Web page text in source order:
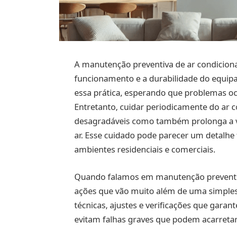
A manutenção preventiva de ar
funcionamento e a durabilidade do
essa prática, esperando que problemas
Entretanto, cuidar periodicamente do ar
desagradáveis como também prolonga
ar. Esse cuidado pode parecer um
ambientes residenciais e comerciais.
Quando falamos em manutenção
ações que vão muito além de uma
técnicas, ajustes e verificações que
evitam falhas graves que podem